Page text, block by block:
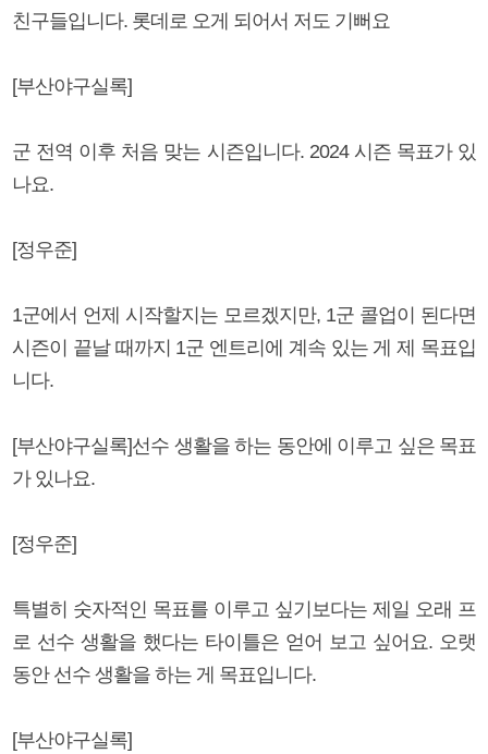
친구들입니다. 롯데로 오게 되어서 저도 기뻐요
[부산야구실록]
군 전역 이후 처음 맞는 시즌입니다. 2024 시즌 목표가 있
나요.
[정우준]
1군에서 언제 시작할지는 모르겠지만, 1군 콜업이 된다면
시즌이 끝날 때까지 1군 엔트리에 계속 있는 게 제 목표입
니다.
[부산야구실록]선수 생활을 하는 동안에 이루고 싶은 목표
가 있나요.
[정우준]
특별히 숫자적인 목표를 이루고 싶기보다는 제일 오래 프
로 선수 생활을 했다는 타이틀은 얻어 보고 싶어요. 오랫
동안 선수 생활을 하는 게 목표입니다.
[부산야구실록]